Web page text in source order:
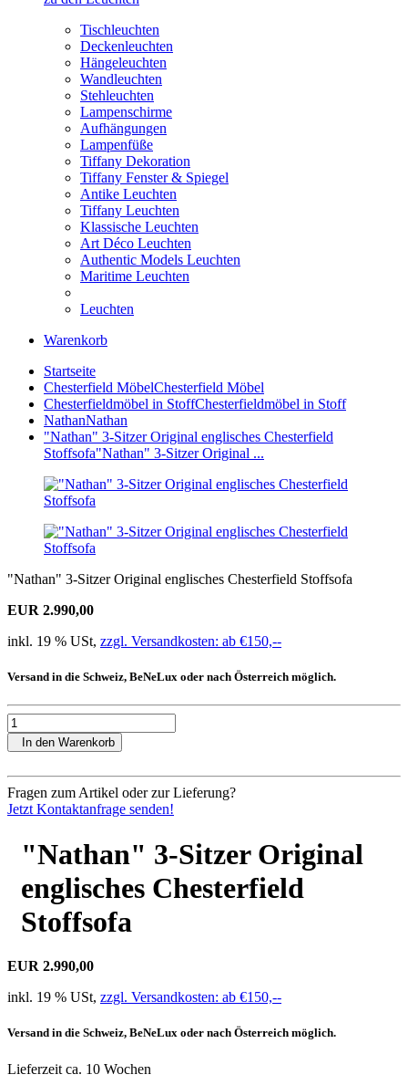
Tischleuchten
Deckenleuchten
Hängeleuchten
Wandleuchten
Stehleuchten
Lampenschirme
Aufhängungen
Lampenfüße
Tiffany Dekoration
Tiffany Fenster & Spiegel
Antike Leuchten
Tiffany Leuchten
Klassische Leuchten
Art Déco Leuchten
Authentic Models Leuchten
Maritime Leuchten
Leuchten
Warenkorb
Startseite
Chesterfield MöbelChesterfield Möbel
Chesterfieldmöbel in StoffChesterfieldmöbel in Stoff
NathanNathan
"Nathan" 3-Sitzer Original englisches Chesterfield
Stoffsofa"Nathan" 3-Sitzer Original ...
"Nathan" 3-Sitzer Original englisches Chesterfield Stoffsofa
EUR 2.990,00
inkl. 19 % USt, zzgl. Versandkosten: ab €150,--
Versand in die Schweiz, BeNeLux oder nach Österreich möglich.
In den Warenkorb
Fragen zum Artikel oder zur Lieferung?
Jetzt Kontaktanfrage senden!
"Nathan" 3-Sitzer Original
englisches Chesterfield
Stoffsofa
EUR 2.990,00
inkl. 19 % USt, zzgl. Versandkosten: ab €150,--
Versand in die Schweiz, BeNeLux oder nach Österreich möglich.
Lieferzeit ca. 10 Wochen